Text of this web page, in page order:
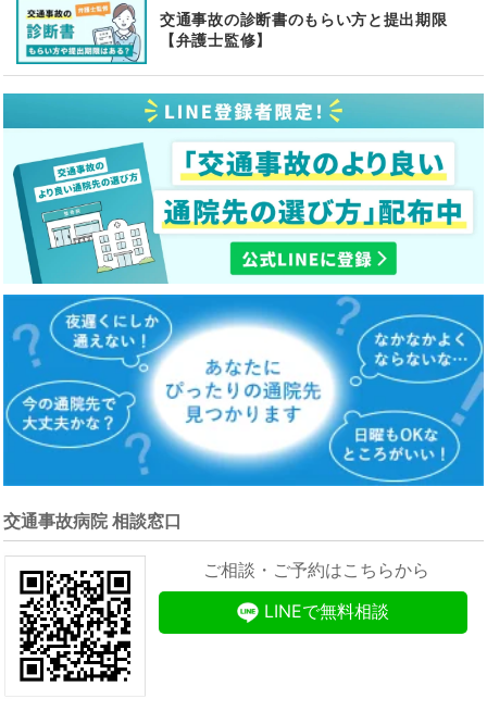
交通事故の診断書のもらい方と提出期限
【弁護士監修】
交通事故病院 相談窓口
ご相談・ご予約はこちらから
LINEで無料相談